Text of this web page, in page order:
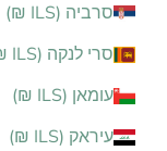
סרביה (ILS ₪)
סרי לנקה (ILS ₪)
עומאן (ILS ₪)
עיראק (ILS ₪)